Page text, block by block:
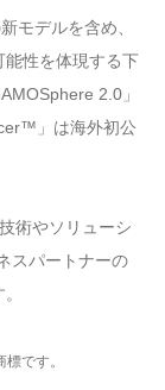
モデルを含め、
能性を体現する下
2.0」
」は海外初公
術やソリューシ
スパートナーの
です。